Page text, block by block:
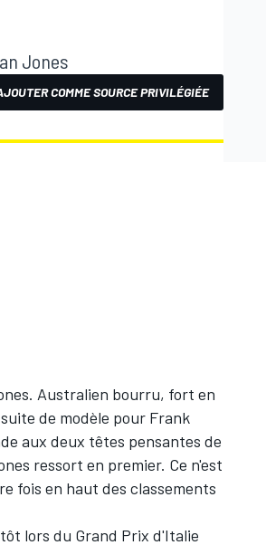
Jones
COMME SOURCE PRIVILÉGIÉE
Australien bourru, fort en
de modèle pour Frank
aux deux têtes pensantes de
ressort en premier. Ce n'est
fois en haut des classements
lors du Grand Prix d'Italie